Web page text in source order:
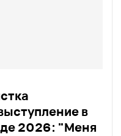
в
2026: "Меня